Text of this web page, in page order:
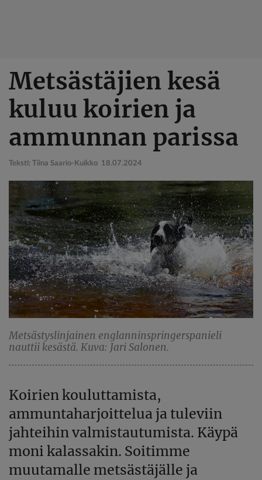
pääsisältöön
Metsästäjien kesä
kuluu koirien ja
ammunnan parissa
Teksti: Tiina Saario-Kuikko 18.07.2024
Metsästyslinjainen englanninspringerspanieli
nauttii kesästä. Kuva: Jari Salonen.
Koirien kouluttamista,
ammuntaharjoittelua ja tuleviin
jahteihin valmistautumista. Käypä
moni kalassakin. Soitimme
muutamalle metsästäjälle ja